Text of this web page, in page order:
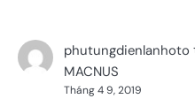
phutungdienlanhoto
MACNUS
Tháng 4 9, 2019